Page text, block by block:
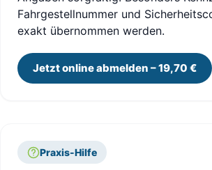
Fahrgestellnummer und
exakt übernommen werden.
Jetzt online abmelden – 19,70 €
Praxis-Hilfe